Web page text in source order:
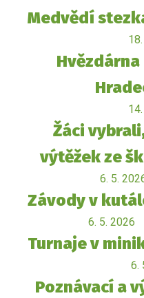
Medvědí
Žáci
výtěžek ze
6. 5.
Závody v
6. 5. 2026
Turnaje v
6.
Poznávací a